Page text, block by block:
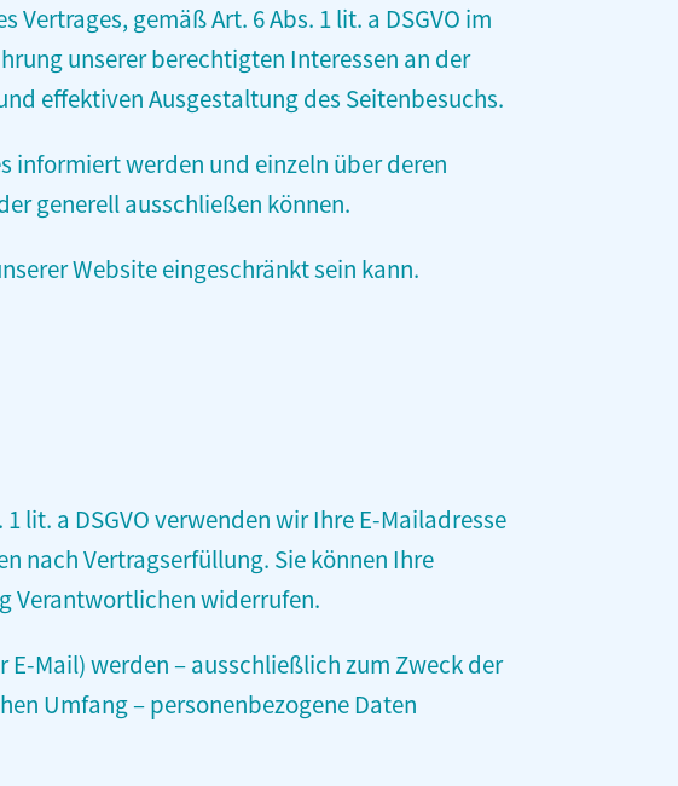
gemäß Art. 6 Abs. 1 lit. a DSGVO im
unserer berechtigten Interessen an der
effektiven Ausgestaltung des Seitenbesuchs.
informiert werden und einzeln über deren
generell ausschließen können.
Website eingeschränkt sein kann.
lit. a DSGVO verwenden wir Ihre E-Mailadresse
nach Vertragserfüllung. Sie können Ihre
Verantwortlichen widerrufen.
Mail) werden – ausschließlich zum Zweck der
Umfang – personenbezogene Daten